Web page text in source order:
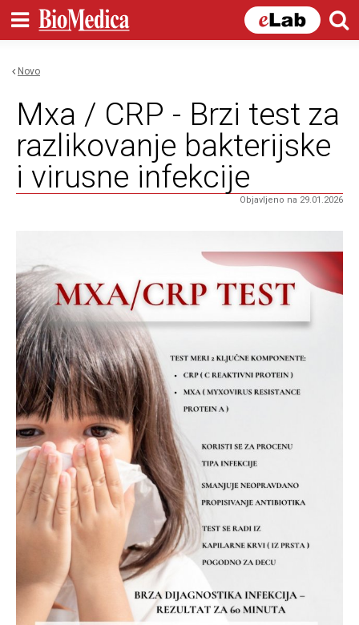
content
Novo
Mxa / CRP - Brzi test za
razlikovanje bakterijske
i virusne infekcije
Objavljeno na 29.01.2026